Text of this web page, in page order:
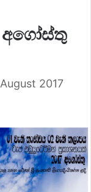
අගෝස්තු
2017